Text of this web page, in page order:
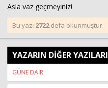
Asla vaz geçmeyiniz!
Bu yazı 2722defa okunmuştur.
YAZARIN DİĞER YAZILARI
GÜNE DAİR